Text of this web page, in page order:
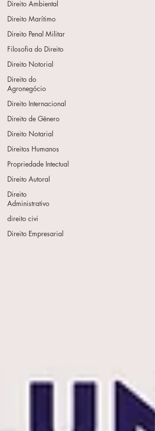
Direito Ambiental
Direito Marítimo
Direito Penal Militar
Filosofia do Direito
Direito Notorial
Direito do
Agronegócio
Direito Internacional
Direito de Gênero
Direito Notarial
Direitos Humanos
Propriedade Intectual
Direito Autoral
Direito
Administrativo
direito civi
Direito Empresarial